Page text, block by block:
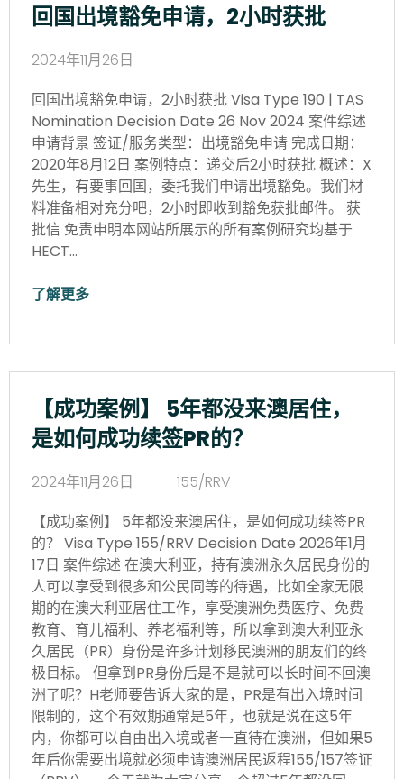
回国出境豁免申请，2小时获批
2024年11月26日
回国出境豁免申请，2小时获批 Visa Type 190 | TAS
Nomination Decision Date 26 Nov 2024 案件综述
申请背景 签证/服务类型：出境豁免申请 完成日期：
2020年8月12日 案例特点：递交后2小时获批 概述：X
先生，有要事回国，委托我们申请出境豁免。我们材
料准备相对充分吧，2小时即收到豁免获批邮件。 获
批信 免责申明本网站所展示的所有案例研究均基于
HECT…
了解更多
【成功案例】 5年都没来澳居住，
是如何成功续签PR的？
2024年11月26日
155/RRV
【成功案例】 5年都没来澳居住，是如何成功续签PR
的？ Visa Type 155/RRV Decision Date 2026年1月
17日 案件综述 在澳大利亚，持有澳洲永久居民身份的
人可以享受到很多和公民同等的待遇，比如全家无限
期的在澳大利亚居住工作，享受澳洲免费医疗、免费
教育、育儿福利、养老福利等，所以拿到澳大利亚永
久居民（PR）身份是许多计划移民澳洲的朋友们的终
极目标。 但拿到PR身份后是不是就可以长时间不回澳
洲了呢？H老师要告诉大家的是，PR是有出入境时间
限制的，这个有效期通常是5年，也就是说在这5年
内，你都可以自由出入境或者一直待在澳洲，但如果5
年后你需要出境就必须申请澳洲居民返程155/157签证